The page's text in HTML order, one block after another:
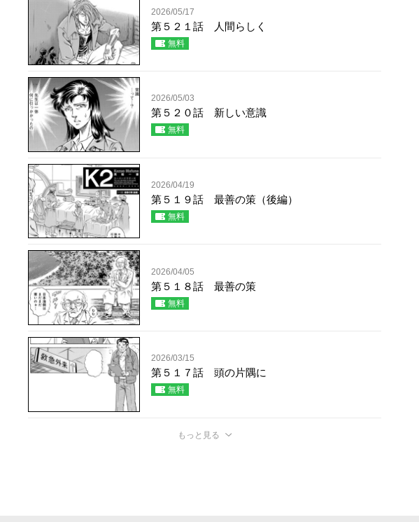
2026/05/17
第５２１話 人間らしく
無料
2026/05/03
第５２０話 新しい意識
無料
2026/04/19
第５１９話 最善の策（後編）
無料
2026/04/05
第５１８話 最善の策
無料
2026/03/15
第５１７話 頭の片隅に
無料
もっと見る